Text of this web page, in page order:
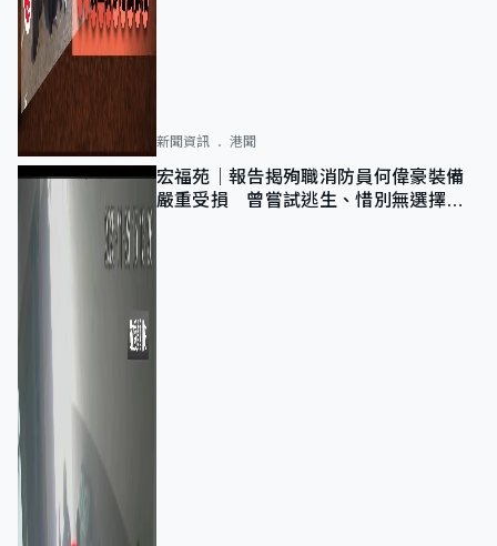
新聞資訊 港聞
宏福苑｜報告揭殉職消防員何偉豪裝備
嚴重受損 曾嘗試逃生、惜別無選擇下